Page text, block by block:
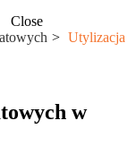
Close
Utylizacja
w